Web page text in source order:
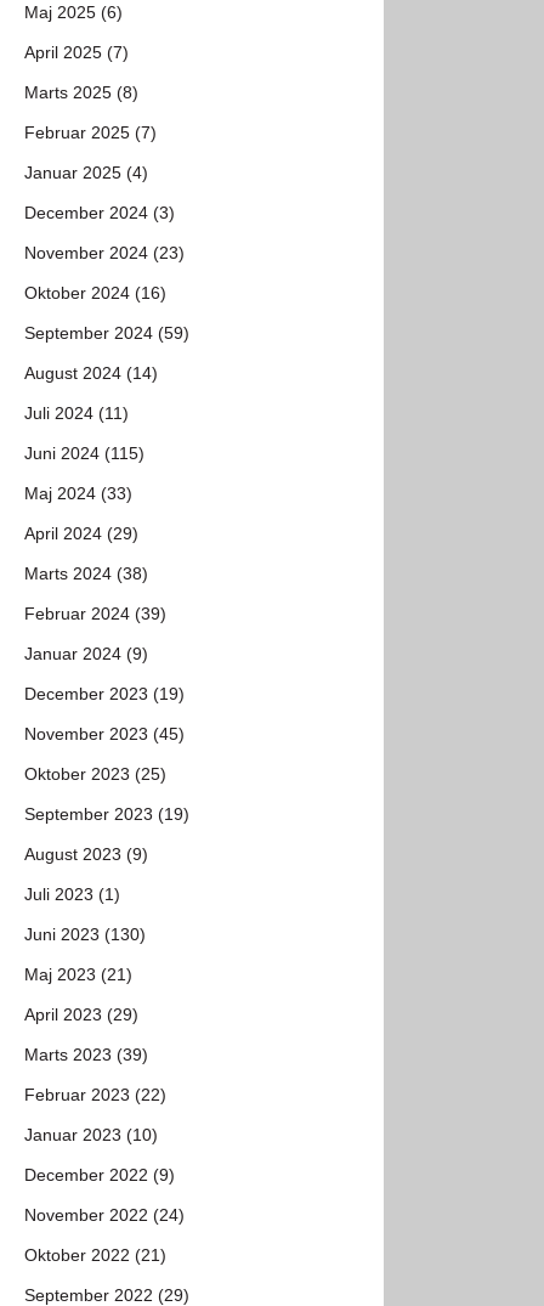
Maj 2025 (6)
April 2025 (7)
Marts 2025 (8)
Februar 2025 (7)
Januar 2025 (4)
December 2024 (3)
November 2024 (23)
Oktober 2024 (16)
September 2024 (59)
August 2024 (14)
Juli 2024 (11)
Juni 2024 (115)
Maj 2024 (33)
April 2024 (29)
Marts 2024 (38)
Februar 2024 (39)
Januar 2024 (9)
December 2023 (19)
November 2023 (45)
Oktober 2023 (25)
September 2023 (19)
August 2023 (9)
Juli 2023 (1)
Juni 2023 (130)
Maj 2023 (21)
April 2023 (29)
Marts 2023 (39)
Februar 2023 (22)
Januar 2023 (10)
December 2022 (9)
November 2022 (24)
Oktober 2022 (21)
September 2022 (29)